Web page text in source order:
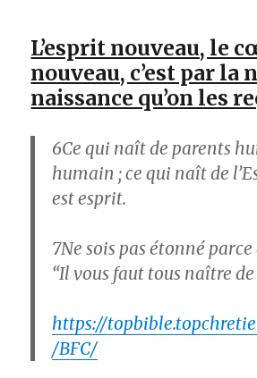
L’esprit nouveau, le
nouveau, c’est par la
naissance qu’on les
6Ce qui naît de parents
humain ; ce qui naît de
est esprit.
7Ne sois pas étonné parce
“Il vous faut tous naître
https://
/BFC/